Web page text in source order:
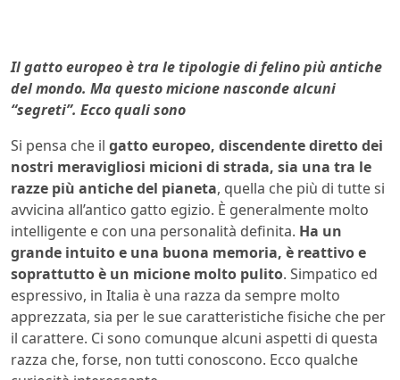
Il gatto europeo è tra le tipologie di felino più antiche
del mondo. Ma questo micione nasconde alcuni
“segreti”. Ecco quali sono
Si pensa che il gatto europeo, discendente diretto dei
nostri meravigliosi micioni di strada, sia una tra le
razze più antiche del pianeta, quella che più di tutte si
avvicina all’antico gatto egizio. È generalmente molto
intelligente e con una personalità definita. Ha un
grande intuito e una buona memoria, è reattivo e
soprattutto è un micione molto pulito. Simpatico ed
espressivo, in Italia è una razza da sempre molto
apprezzata, sia per le sue caratteristiche fisiche che per
il carattere. Ci sono comunque alcuni aspetti di questa
razza che, forse, non tutti conoscono. Ecco qualche